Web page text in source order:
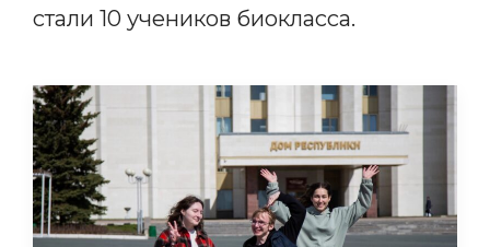
стали 10 учеников биокласса.